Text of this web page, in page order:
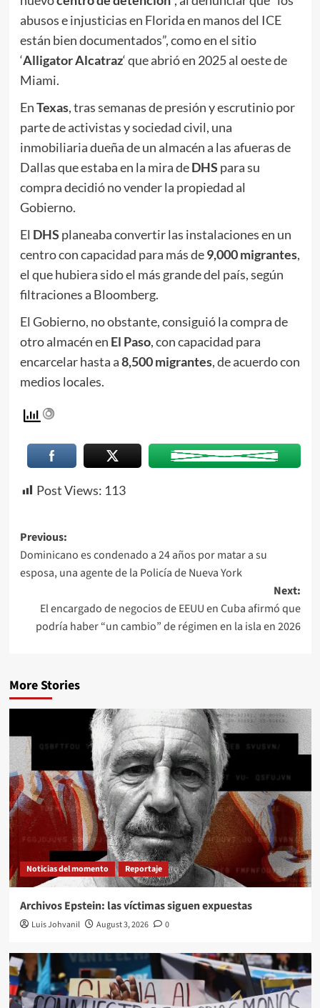
abusos e injusticias en Florida en manos del ICE
están bien documentados”, como en el sitio
‘Alligator Alcatraz‘ que abrió en 2025 al oeste de
Miami.
EnTexas, tras semanas de presión y escrutinio por
parte de activistas y sociedad civil, una
inmobiliaria dueña de un almacén a las afueras de
Dallas que estaba en la mira deDHS para su
compra decidió no vender la propiedad al
Gobierno.
El DHS planeaba convertir las instalaciones en un
centro con capacidad para más de9,000 migrantes,
el que hubiera sido el más grande del país, según
filtraciones a Bloomberg.
El Gobierno, no obstante, consiguió la compra de
otro almacén en El Paso, con capacidad para
encarcelar hasta a8,500 migrantes, de acuerdo con
medios locales.
Post Views: 113
Previous:
Dominicano es condenado a 24 años por matar a su
esposa, una agente de la Policía de Nueva York
Next:
El encargado de negocios de EEUU en Cuba afirmó que
podría haber “un cambio” de régimen en la isla en 2026
More Stories
Noticias del momento Reportaje
Archivos Epstein: las víctimas siguen expuestas
Luis Johvanil August 3, 2026 0